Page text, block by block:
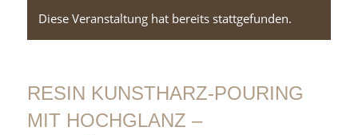
Diese Veranstaltung hat bereits stattgefunden.
RESIN KUNSTHARZ-POURING
MIT HOCHGLANZ –